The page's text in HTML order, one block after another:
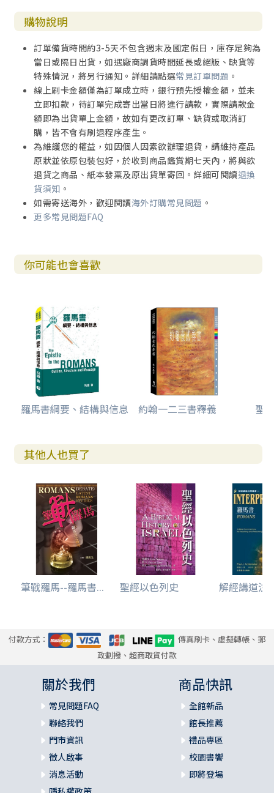
購物說明
訂單備貨時間約3-5天不包含週末及國定假日，庫存足夠為
當日或隔日出貨，如遇廠商調貨時間延長或絕版、缺貨等
特殊情況，將另行通知。詳細請點選常見訂單問題 。
線上刷卡金額僅為訂單成立時，銀行預先授權金額，並未
立即扣款，待訂單完成寄出當日將進行請款，實際請款金
額即為出貨單上金額，故如有更改訂單、缺貨或取消訂
購，皆不會有刷退程序產生。
為維護您的權益，如因個人因素欲辦理退貨，請維持產品
原狀並依原包裝包好，於收到商品鑑賞期七天內，將與欲
退貨之商品、紙本發票及原出貨單寄回。詳細可閱讀退換
貨須知 。
如需寄送海外，歡迎閱讀海外訂購常見問題 。
更多常見問題FAQ
你可能也會喜歡
羅馬書綱要、結構與信息 約翰一二三書釋義 聖
其他人也買了
筆戰羅馬--羅馬書... 聖經以色列史 解經講道注
付款方式：
傳真刷卡、虛擬轉帳、郵
政劃撥、超商取貨付款
關於我們
常見問題FAQ
聯絡我們
門市資訊
徵人啟事
消息活動
商品快訊
全館新品
館長推薦
禮品專區
校園書饗
即將登場